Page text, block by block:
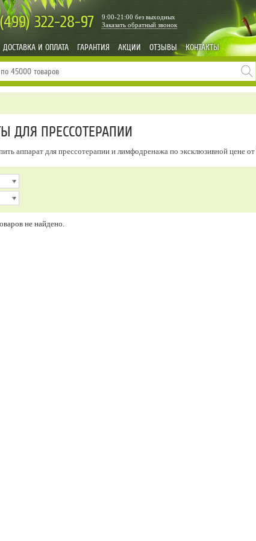
322-28-97 Заказать обратный звонок
9:00-21:00 без выходных
ДОСТАВКА И ОПЛАТА ГАРАНТИЯ АКЦИИ ОТЗЫВЫ КОНТАКТЫ
ДЛЯ ПРЕССОТЕРАПИИ
аппарат для прессотерапии и лимфодренажа по эксклюзивной цене от
не найдено.